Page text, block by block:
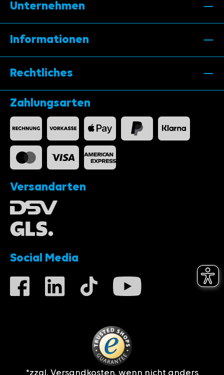
Unternehmen
Informationen
Rechtliches
Zahlungsarten
Versandarten
Social Media
*zzgl. Versandkosten, wenn nicht anders